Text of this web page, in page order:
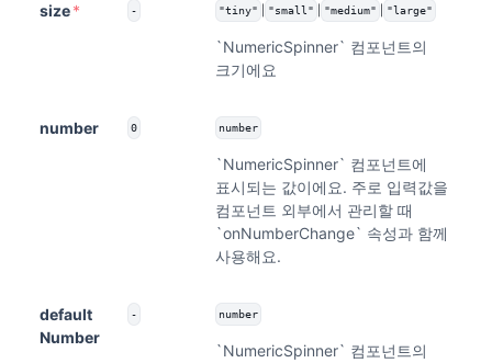
size* - "tiny" "small" "medium" "large"
`NumericSpinner` 컴포넌트의
크기에요
number 0 number
`NumericSpinner` 컴포넌트에
표시되는 값이에요. 주로 입력값을
컴포넌트 외부에서 관리할 때
`onNumberChange` 속성과 함께
사용해요.
default
Number
- number
`NumericSpinner` 컴포넌트의